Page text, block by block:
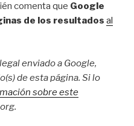
comenta que Google
de los resultados al
enviado a Google,
de esta página. Si lo
sobre este